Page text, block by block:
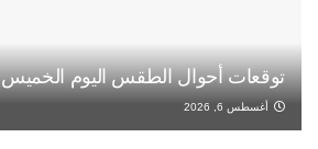
توقعات أحوال الطقس اليوم الخميس
أغسطس 6, 2026